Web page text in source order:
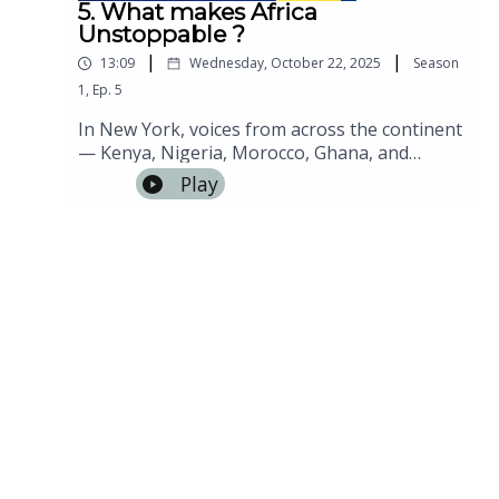
5. What makes Africa
Unstoppable ?
13:09 | Wednesday, October 22, 2025 |
Season
1 , Ep. 5
In New York, voices from across the continent
— Kenya, Nigeria, Morocco, Ghana, and
beyond — respond to a single question: What
makes Africa unstoppable?
Play